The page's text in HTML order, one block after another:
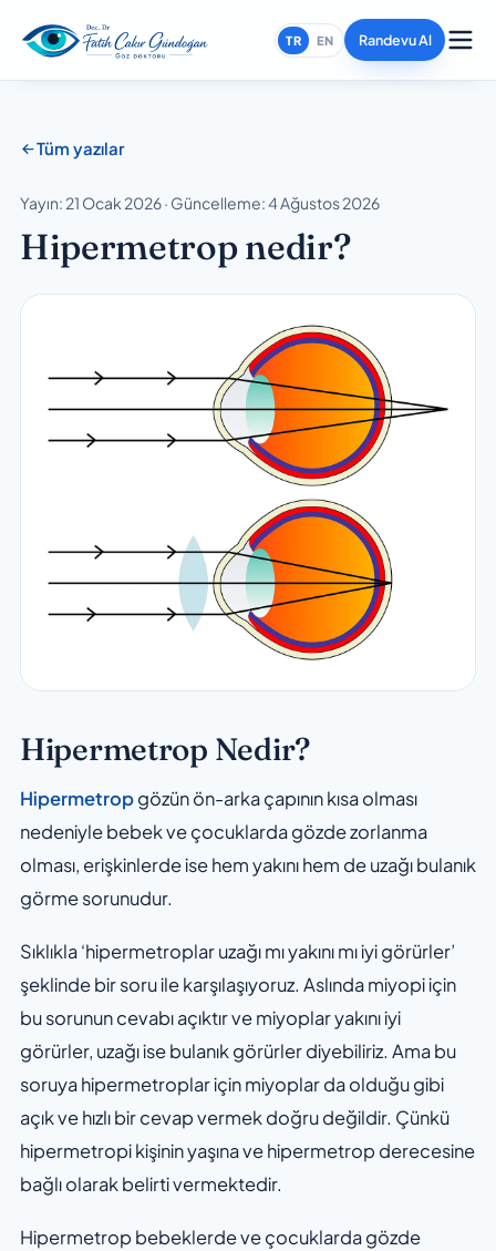
TR EN Randevu Al
Tüm yazılar
Yayın: 21 Ocak 2026 · Güncelleme: 4 Ağustos 2026
Hipermetrop nedir?
Hipermetrop Nedir?
Hipermetropgözün ön-arka çapının kısa olması
nedeniyle bebek ve çocuklarda gözde zorlanma
olması, erişkinlerde ise hem yakını hem de uzağı bulanık
görme sorunudur.
Sıklıkla ‘hipermetroplar uzağı mı yakını mı iyi görürler’
şeklinde bir soru ile karşılaşıyoruz. Aslında miyopi için
bu sorunun cevabı açıktır ve miyoplar yakını iyi
görürler, uzağı ise bulanık görürler diyebiliriz. Ama bu
soruya hipermetroplar için miyoplar da olduğu gibi
açık ve hızlı bir cevap vermek doğru değildir. Çünkü
hipermetropi kişinin yaşına ve hipermetrop derecesine
bağlı olarak belirti vermektedir.
Hipermetrop bebeklerde ve çocuklarda gözde